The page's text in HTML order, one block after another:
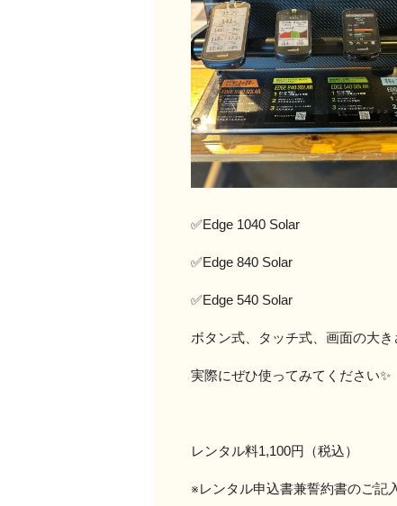
✅Edge 1040 Solar
✅Edge 840 Solar
✅Edge 540 Solar
ボタン式、タッチ式、画面の大き
実際にぜひ使ってみてください✨
レンタル料1,100円（税込）
※レンタル申込書兼誓約書のご記